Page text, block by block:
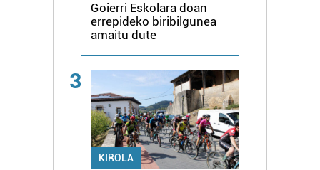
Goierri Eskolara doan
errepideko biribilgunea
amaitu dute
3
KIROLA